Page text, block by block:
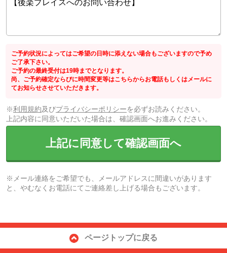
ご予約状況によってはご希望の日時に添えない場合もございますので予め
ご了承下さい。
ご予約の最終受付は19時までとなります。
尚、ご予約確定ならびに時間変更等はこちらからお電話もしくはメールに
てお知らせさせていただきます。
※利用規約及びプライバシーポリシーを必ずお読みください。
上記内容に同意いただいた場合は、確認画面へお進みください。
上記に同意して確認画面へ
※メール連絡をご希望でも、メールアドレスに間違いがあります
と、やむなくお電話にてご連絡差し上げる場合もございます。
ページトップに戻る